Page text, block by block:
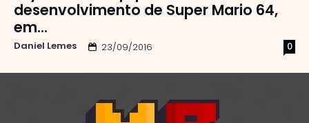
desenvolvimento de Super Mario 64,
em...
Daniel Lemes 23/09/2016 0